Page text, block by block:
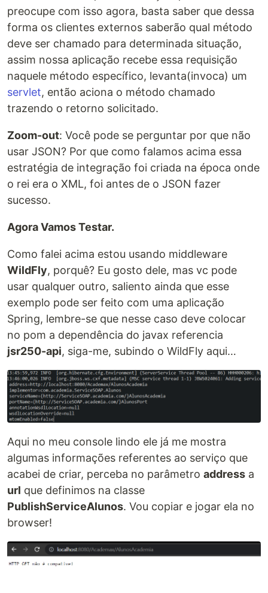
preocupe com isso agora, basta saber que dessa
forma os clientes externos saberão qual método
deve ser chamado para determinada situação,
assim nossa aplicação recebe essa requisição
naquele método específico, levanta(invoca) um
servlet, então aciona o método chamado
trazendo o retorno solicitado.
Zoom-out: Você pode se perguntar por que não
usar JSON? Por que como falamos acima essa
estratégia de integração foi criada na época onde
o rei era o XML, foi antes de o JSON fazer
sucesso.
Agora Vamos Testar.
Como falei acima estou usando middleware
WildFly, porquê? Eu gosto dele, mas vc pode
usar qualquer outro, saliento ainda que esse
exemplo pode ser feito com uma aplicação
Spring, lembre-se que nesse caso deve colocar
no pom a dependência do javax referencia
jsr250-api, siga-me, subindo o WildFly aqui…
Aqui no meu console lindo ele já me mostra
algumas informações referentes ao serviço que
acabei de criar, perceba no parâmetro address a
url que definimos na classe
PublishServiceAlunos. Vou copiar e jogar ela no
browser!